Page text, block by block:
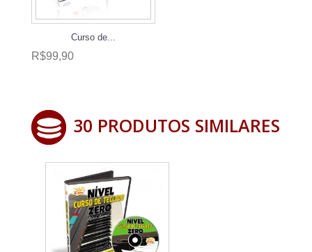
Curso de...
R$99,90
30 PRODUTOS SIMILARES